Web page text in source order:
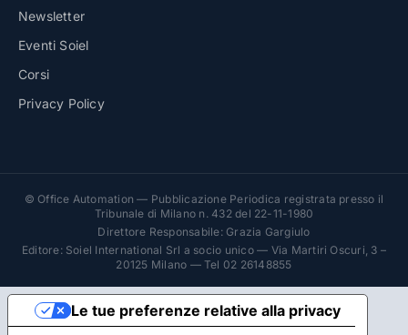
Newsletter
Eventi Soiel
Corsi
Privacy Policy
© Office Automation — Pubblicazione Periodica registrata presso il
Tribunale di Milano n. 432 del 22-11-1980
Direttore Responsabile: Grazia Gargiulo
Editore: Soiel International Srl a socio unico — Via Martiri Oscuri, 3 –
20125 Milano — Tel 02 26148855
Le tue preferenze relative alla privacy